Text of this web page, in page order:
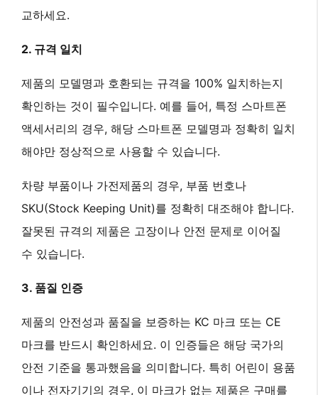
교하세요.
2. 규격 일치
제품의 모델명과 호환되는 규격을 100% 일치하는지
확인하는 것이 필수입니다. 예를 들어, 특정 스마트폰
액세서리의 경우, 해당 스마트폰 모델명과 정확히 일치
해야만 정상적으로 사용할 수 있습니다.
차량 부품이나 가전제품의 경우, 부품 번호나
SKU(Stock Keeping Unit)를 정확히 대조해야 합니다.
잘못된 규격의 제품은 고장이나 안전 문제로 이어질
수 있습니다.
3. 품질 인증
제품의 안전성과 품질을 보증하는 KC 마크 또는 CE
마크를 반드시 확인하세요. 이 인증들은 해당 국가의
안전 기준을 통과했음을 의미합니다. 특히 어린이 용품
이나 전자기기의 경우, 이 마크가 없는 제품은 구매를